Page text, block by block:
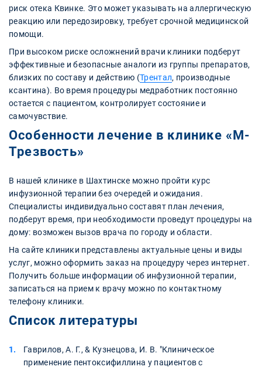
риск отека Квинке. Это может указывать на аллергическую
реакцию или передозировку, требует срочной медицинской
помощи.
При высоком риске осложнений врачи клиники подберут
эффективные и безопасные аналоги из группы препаратов,
близких по составу и действию (Трентал, производные
ксантина). Во время процедуры медработник постоянно
остается с пациентом, контролирует состояние и
самочувствие.
Особенности лечение в клинике «М-
Трезвость»
В нашей клинике в Шахтинске можно пройти курс
инфузионной терапии без очередей и ожидания.
Специалисты индивидуально составят план лечения,
подберут время, при необходимости проведут процедуры на
дому: возможен вызов врача по городу и области.
На сайте клиники представлены актуальные цены и виды
услуг, можно оформить заказ на процедуру через интернет.
Получить больше информации об инфузионной терапии,
записаться на прием к врачу можно по контактному
телефону клиники.
Список литературы
Гаврилов, А. Г., & Кузнецова, И. В. "Клиническое
применение пентоксифиллина у пациентов с